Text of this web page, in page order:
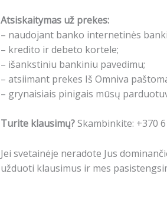
Atsiskaitymas už prekes:
– naudojant banko internetinės
– kredito ir debeto kortele;
– išankstiniu bankiniu pavedimu;
– atsiimant prekes Iš Omniva
– grynaisiais pinigais mūsų
Turite klausimų?Skambinkite: +370
Jei svetainėje neradote Jus
užduoti klausimus ir mes